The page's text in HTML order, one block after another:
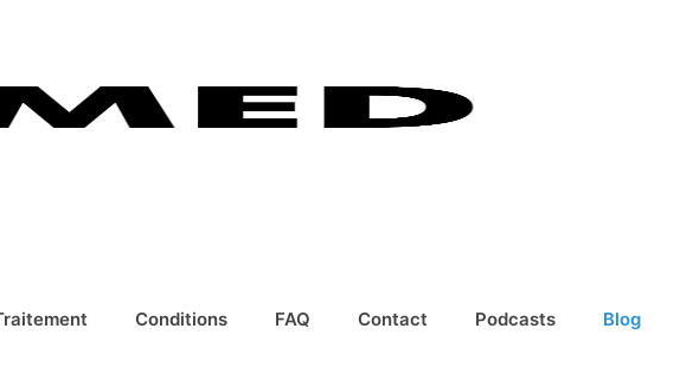
Conditions FAQ Contact Podcasts Blog